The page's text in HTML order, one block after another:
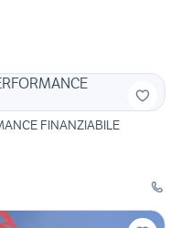
FINANZIABILE